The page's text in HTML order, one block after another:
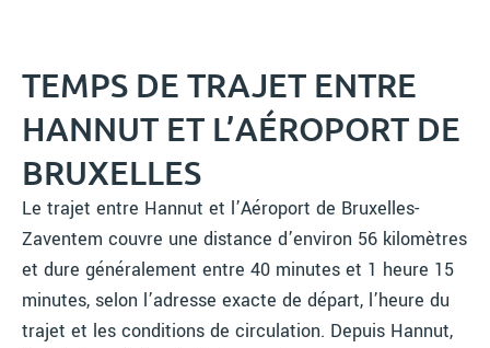
TEMPS DE TRAJET ENTRE
HANNUT ET L’AÉROPORT DE
BRUXELLES
Le trajet entre Hannut et l’Aéroport de Bruxelles-
Zaventem couvre une distance d’environ 56 kilomètres
et dure généralement entre 40 minutes et 1 heure 15
minutes, selon l’adresse exacte de départ, l’heure du
trajet et les conditions de circulation. Depuis Hannut,